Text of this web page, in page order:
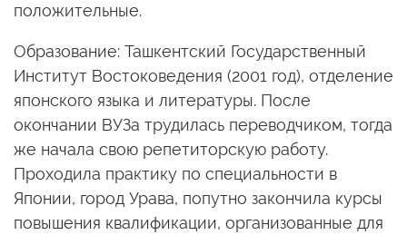
положительные.
Образование: Ташкентский Государственный
Институт Востоковедения (2001 год), отделение
японского языка и литературы. После
окончании ВУЗа трудилась переводчиком, тогда
же начала свою репетиторскую работу.
Проходила практику по специальности в
Японии, город Урава, попутно закончила курсы
повышения квалификации, организованные для